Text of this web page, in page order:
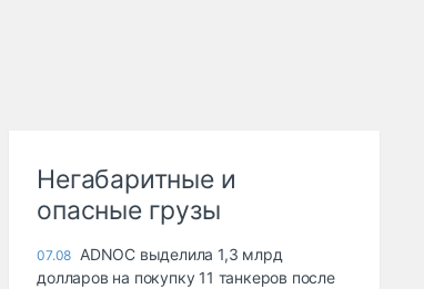
Негабаритные и
опасные грузы
07.08 ADNOC выделила 1,3 млрд
долларов на покупку 11 танкеров после